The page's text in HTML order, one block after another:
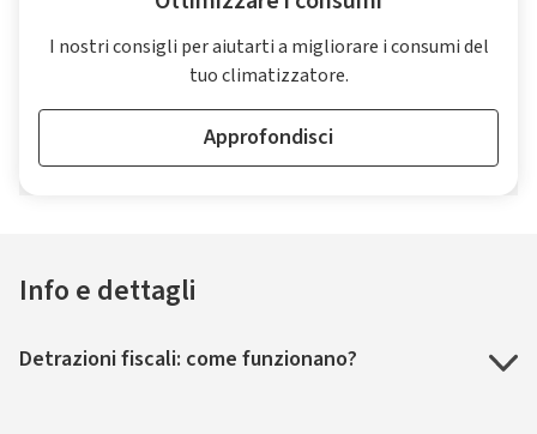
I nostri consigli per aiutarti a migliorare i consumi del
tuo climatizzatore.
Approfondisci
Info e dettagli
Detrazioni fiscali: come funzionano?